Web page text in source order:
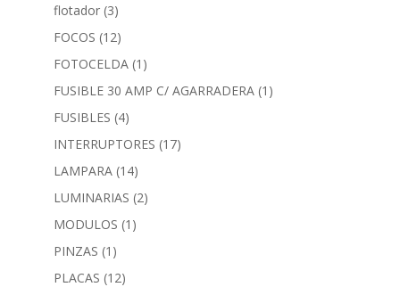
flotador (3)
FOCOS (12)
FOTOCELDA (1)
FUSIBLE 30 AMP C/ AGARRADERA (1)
FUSIBLES (4)
INTERRUPTORES (17)
LAMPARA (14)
LUMINARIAS (2)
MODULOS (1)
PINZAS (1)
PLACAS (12)